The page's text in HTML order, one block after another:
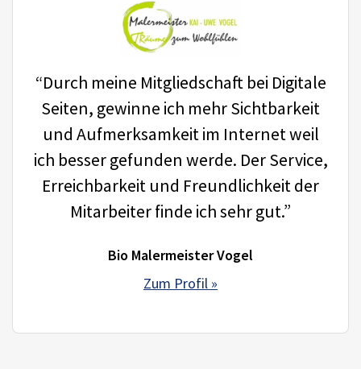
“Durch meine Mitgliedschaft bei Digitale
Seiten, gewinne ich mehr Sichtbarkeit
und Aufmerksamkeit im Internet weil
ich besser gefunden werde. Der Service,
Erreichbarkeit und Freundlichkeit der
Mitarbeiter finde ich sehr gut.”
Bio Malermeister Vogel
Zum Profil »